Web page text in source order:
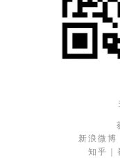
新浪微
知乎